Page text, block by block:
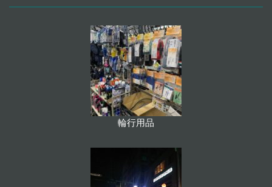
輪行用品